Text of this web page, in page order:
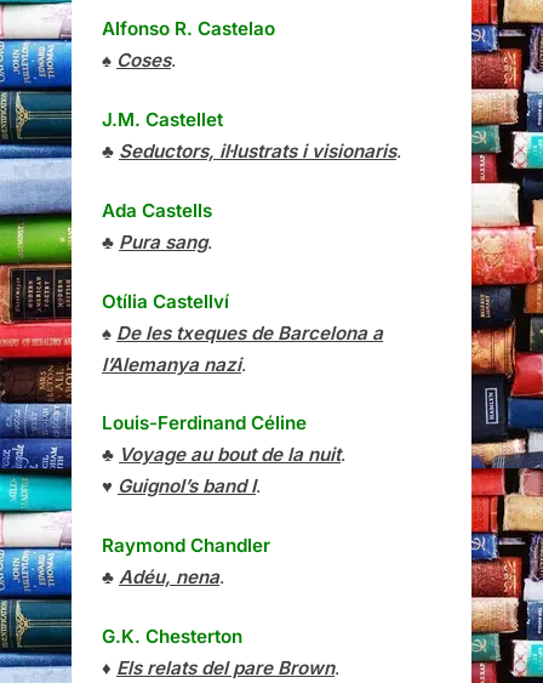
Alfonso R. Castelao
♠ Coses.
J.M. Castellet
♣ Seductors, il·lustrats i visionaris.
Ada Castells
♣ Pura sang.
Otília Castellví
♠ De les txeques de Barcelona a
l’Alemanya nazi.
Louis-Ferdinand Céline
♣ Voyage au bout de la nuit.
♥ Guignol’s band I.
Raymond Chandler
♣ Adéu, nena.
G.K. Chesterton
♦ Els relats del pare Brown.